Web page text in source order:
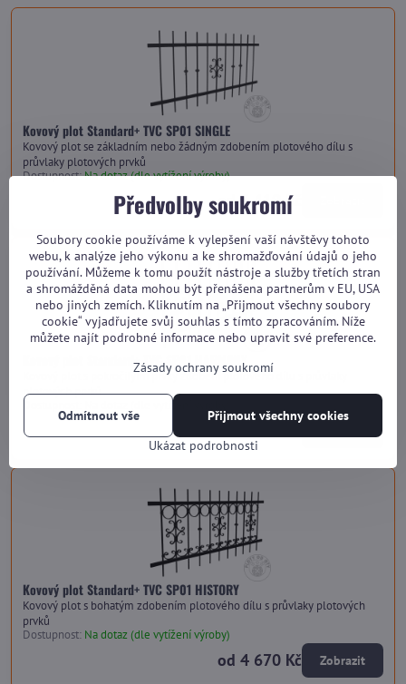
Kovový plot Standard+ TVC SP01 SINGLE
Kovový plot se základním nebo žádným zdobením plotového dílu s
průvlaky plotových prvků
Dostupnost:Na dotaz (dle vytížení výroby)
od 3 410 Kč
Kovový plot Standard+ TVC SP01 HARMONY
Kovový plot s pokročilými prvky zdobení plotového dílu s průvlaky
plotových prvků
Na dotaz (dle vytížení výroby)
od 3 770 Kč
Kovový plot Standard+ TVC SP01 HISTORY
Kovový plot s bohatým zdobením plotového dílu s průvlaky plotových
prvků
Dostupnost: Na dotaz (dle vytížení výroby)
od 4 670 Kč Zobrazit
Předvolby soukromí
Soubory cookie používáme k vylepšení vaší návštěvy tohoto
webu, k analýze jeho výkonu a ke shromažďování údajů o jeho
používání. Můžeme k tomu použít nástroje a služby třetích stran
a shromážděná data mohou být přenášena partnerům v EU, USA
nebo jiných zemích. Kliknutím na „Přijmout všechny soubory
cookie“ vyjadřujete svůj souhlas s tímto zpracováním. Níže
můžete najít podrobné informace nebo upravit své preference.
Zásady ochrany soukromí
Ukázat podrobnosti
Přijmout všechny cookies
Odmítnout vše